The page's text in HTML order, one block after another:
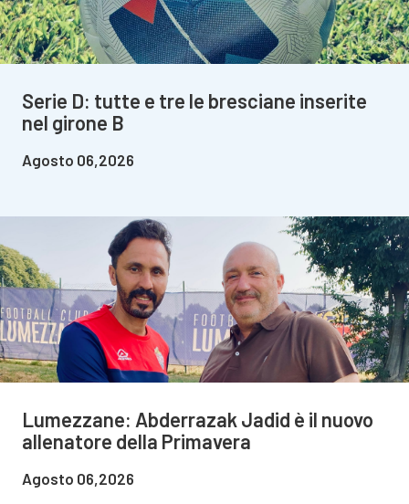
Serie D: tutte e tre le bresciane inserite
nel girone B
Agosto 06,2026
Lumezzane: Abderrazak Jadid è il nuovo
allenatore della Primavera
Agosto 06,2026